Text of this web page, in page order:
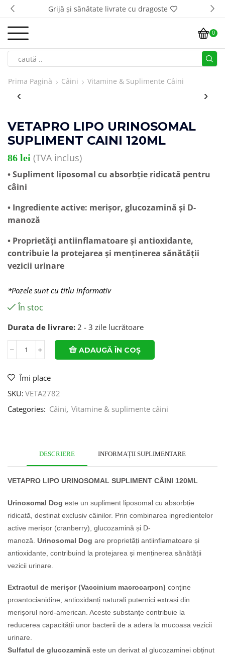
Transport GRATUIT la comenzi de peste
0
Prima Pagină Câini Vitamine & Suplimente Câini
VETAPRO LIPO URINOSOMAL
SUPLIMENT CAINI 120ML
86 lei (TVA inclus)
• Supliment liposomal cu absorbție ridicată pentru
câini
• Ingrediente active: merișor, glucozamină și D-
manoză
• Proprietăți antiinflamatoare și antioxidante,
contribuie la protejarea și menținerea sănătății
vezicii urinare
*Pozele sunt cu titlu informativ
În stoc
Durata de livrare: 2 - 3 zile lucrătoare
ADAUGĂ ÎN COȘ
Îmi place
SKU: VETA2782
Categories: Câini, Vitamine & suplimente câini
DESCRIERE INFORMAȚII SUPLIMENTARE
VETAPRO LIPO URINOSOMAL SUPLIMENT CÂINI 120ML
Urinosomal Dog este un supliment liposomal cu absorbție
ridicată, destinat exclusiv câinilor. Prin combinarea ingredientelor
active merișor (cranberry), glucozamină și D-
manoză. Urinosomal Dog are proprietăți antiinflamatoare și
antioxidante, contribuind la protejarea și menținerea sănătății
vezicii urinare.
Extractul de merișor (Vaccinium macrocarpon) conține
proantocianidine, antioxidanți naturali puternici extrași din
merișorul nord-american. Aceste substanțe contribuie la
reducerea capacității unor bacterii de a adera la mucoasa vezicii
urinare.
Sulfatul de glucozamină este un derivat al glucozaminei obținut